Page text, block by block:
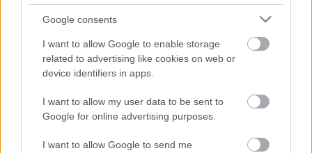
Google consents
I want to allow Google to enable storage
related to advertising like cookies on web or
device identifiers in apps.
I want to allow my user data to be sent to
Google for online advertising purposes.
I want to allow Google to send me